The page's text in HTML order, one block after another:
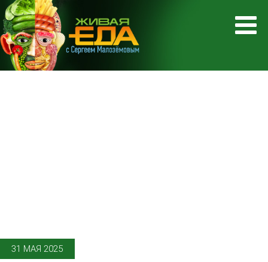
31 МАЯ 2025